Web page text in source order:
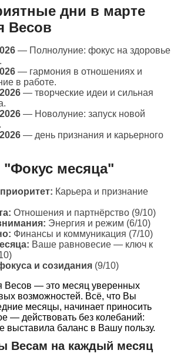
дни в марте
Весов
— Полнолуние: фокус на здоровье
— гармония в отношениях и
в работе.
— творческие идеи и сильная
— Новолуние: запуск новой
— день признания и карьерного
"Фокус месяца"
Карьера и признание
Отношения и партнёрство (9/10)
Энергия и режим (6/10)
Финансы и коммуникация (7/10)
Ваше равновесие — ключ к
и созидания (9/10)
Весов — это месяц уверенных
возможностей. Всё, что Вы
месяцы, начинает приносить
— действовать без колебаний:
выставила баланс в Вашу пользу.
Весам на каждый месяц